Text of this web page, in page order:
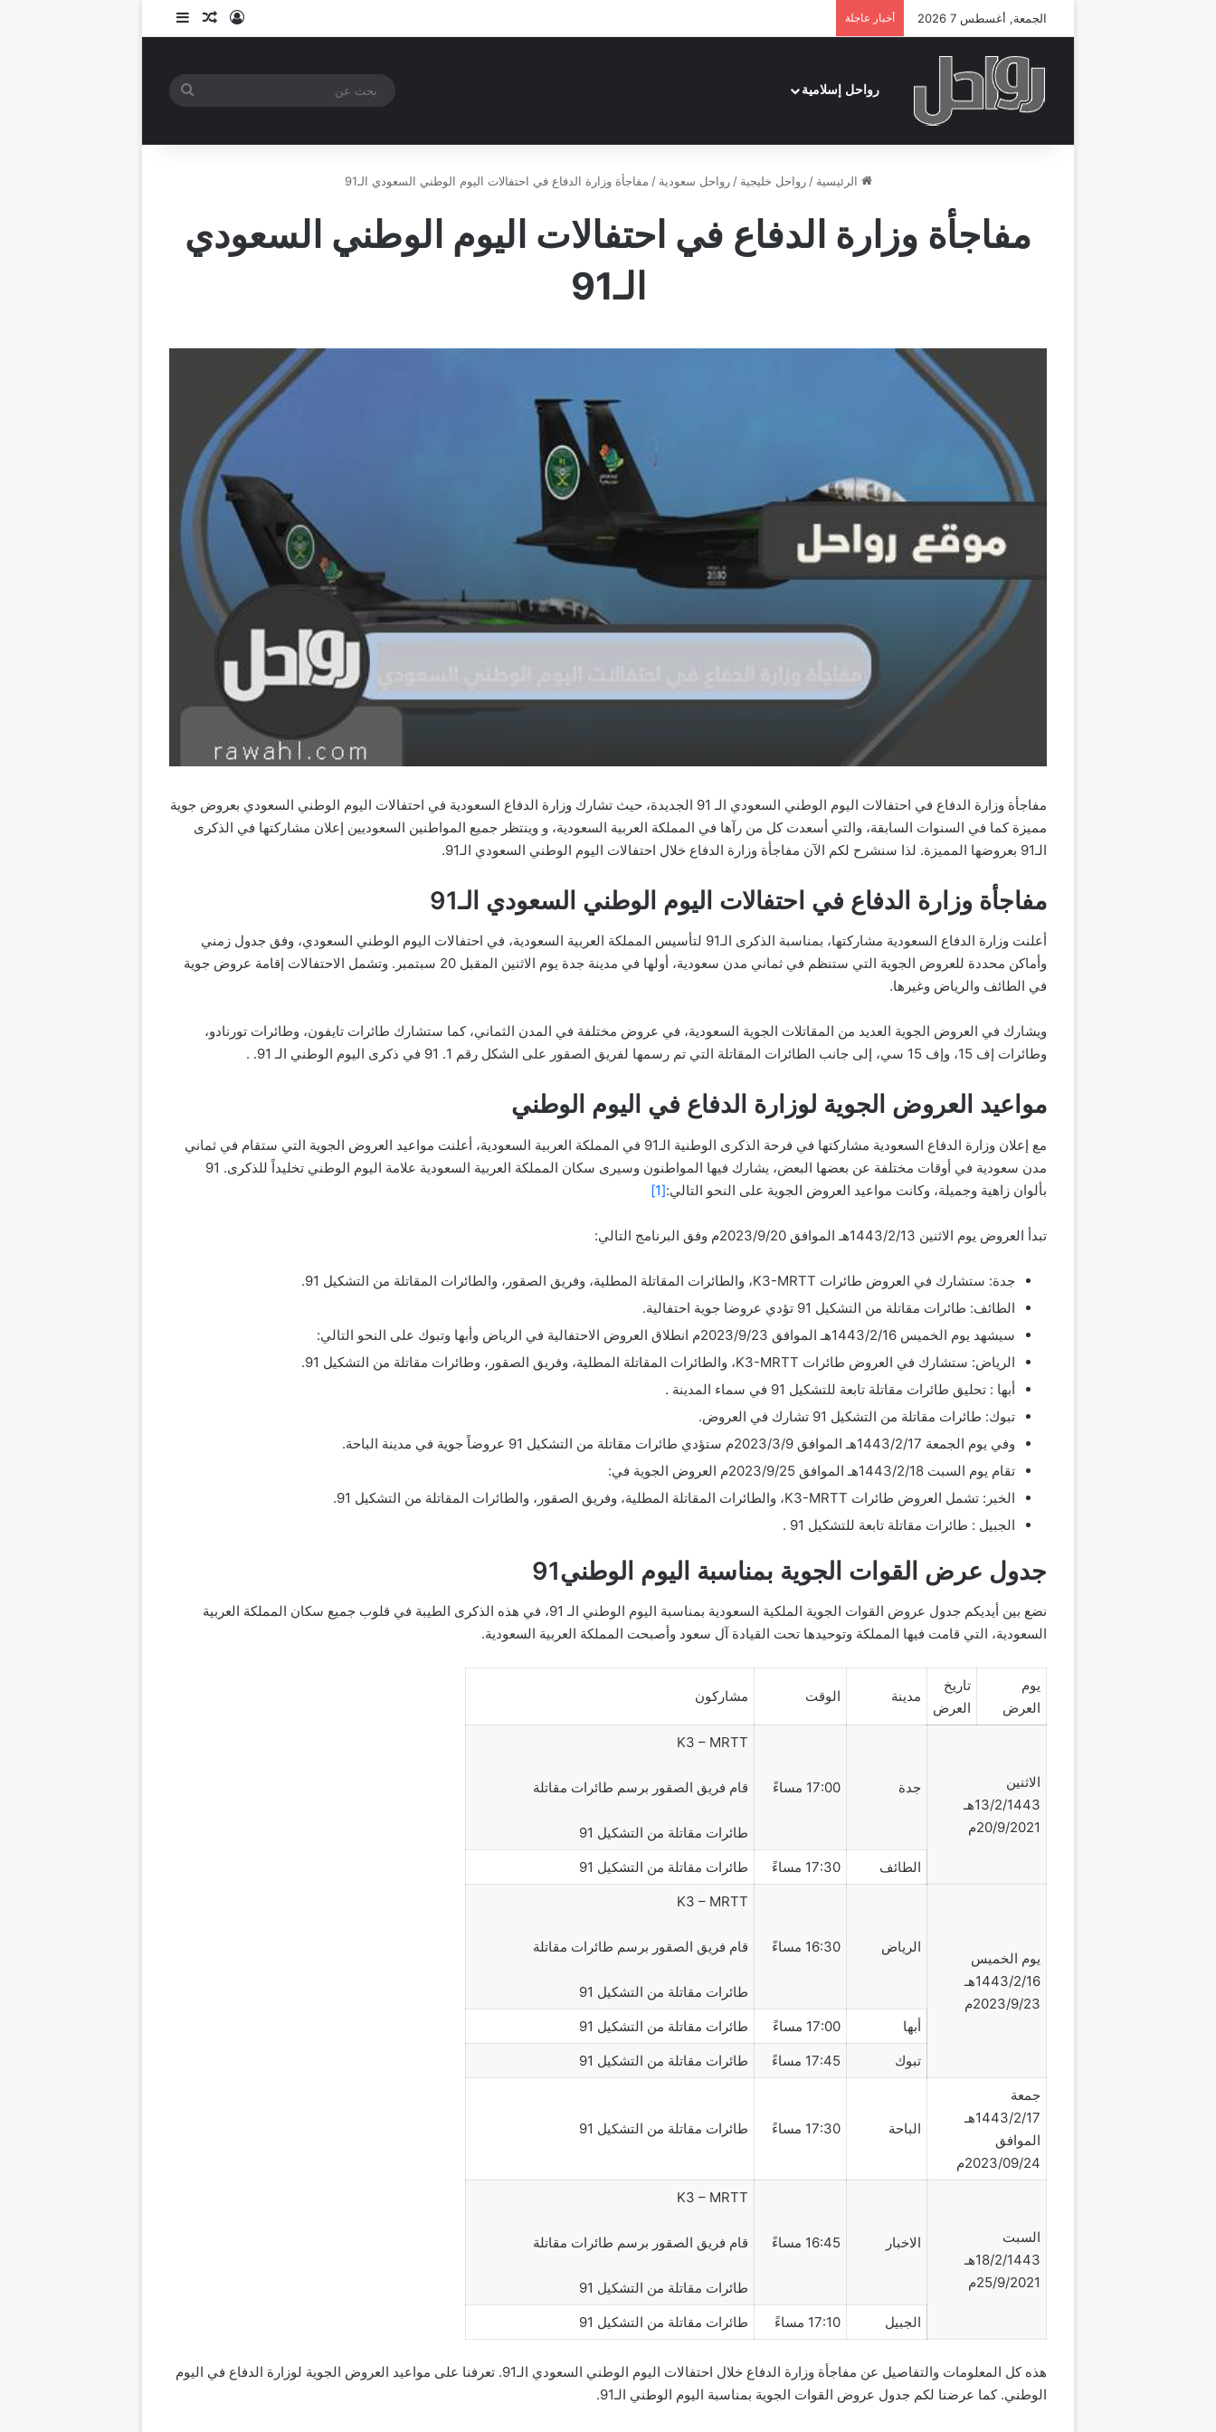
الجمعة, أغسطس 7 2026 أخبار عاجلة تسجيل الدخول
مقال عشوائي
إضافة عمود جانبي
رواحل إسلامية
بحث
الرئيسية / رواحل خليجية / رواحل سعودية / مفاجأة وزارة الدفاع في احتفالات اليوم الوطني السعودي الـ91
مفاجأة وزارة الدفاع في احتفالات اليوم الوطني السعودي
الـ91
مفاجأة وزارة الدفاع في احتفالات اليوم الوطني السعودي الـ 91 الجديدة، حيث تشارك وزارة الدفاع السعودية في احتفالات اليوم الوطني السعودي بعروض جوية
مميزة كما في السنوات السابقة، والتي أسعدت كل من رآها في المملكة العربية السعودية، و وينتظر جميع المواطنين السعوديين إعلان مشاركتها في الذكرى
الـ91 بعروضها المميزة. لذا سنشرح لكم الآن مفاجأة وزارة الدفاع خلال احتفالات اليوم الوطني السعودي الـ91.
مفاجأة وزارة الدفاع في احتفالات اليوم الوطني السعودي الـ91
أعلنت وزارة الدفاع السعودية مشاركتها، بمناسبة الذكرى الـ91 لتأسيس المملكة العربية السعودية، في احتفالات اليوم الوطني السعودي، وفق جدول زمني
وأماكن محددة للعروض الجوية التي ستنظم في ثماني مدن سعودية، أولها في مدينة جدة يوم الاثنين المقبل 20 سبتمبر. وتشمل الاحتفالات إقامة عروض جوية
في الطائف والرياض وغيرها.
ويشارك في العروض الجوية العديد من المقاتلات الجوية السعودية، في عروض مختلفة في المدن الثماني، كما ستشارك طائرات تايفون، وطائرات تورنادو،
وطائرات إف 15، وإف 15 سي، إلى جانب الطائرات المقاتلة التي تم رسمها لفريق الصقور على الشكل رقم 1. 91 في ذكرى اليوم الوطني الـ 91. .
مواعيد العروض الجوية لوزارة الدفاع في اليوم الوطني
مع إعلان وزارة الدفاع السعودية مشاركتها في فرحة الذكرى الوطنية الـ91 في المملكة العربية السعودية، أعلنت مواعيد العروض الجوية التي ستقام في ثماني
مدن سعودية في أوقات مختلفة عن بعضها البعض، يشارك فيها المواطنون وسيرى سكان المملكة العربية السعودية علامة اليوم الوطني تخليداً للذكرى. 91
بألوان زاهية وجميلة، وكانت مواعيد العروض الجوية على النحو التالي:[1]
تبدأ العروض يوم الاثنين 1443/2/13هـ الموافق 2023/9/20م وفق البرنامج التالي:
جدة: ستشارك في العروض طائرات K3-MRTT، والطائرات المقاتلة المطلية، وفريق الصقور، والطائرات المقاتلة من التشكيل 91.
الطائف: طائرات مقاتلة من التشكيل 91 تؤدي عروضا جوية احتفالية.
سيشهد يوم الخميس 1443/2/16هـ الموافق 2023/9/23م انطلاق العروض الاحتفالية في الرياض وأبها وتبوك على النحو التالي:
الرياض: ستشارك في العروض طائرات K3-MRTT، والطائرات المقاتلة المطلية، وفريق الصقور، وطائرات مقاتلة من التشكيل 91.
أبها : تحليق طائرات مقاتلة تابعة للتشكيل 91 في سماء المدينة .
تبوك: طائرات مقاتلة من التشكيل 91 تشارك في العروض.
وفي يوم الجمعة 1443/2/17هـ الموافق 2023/3/9م ستؤدي طائرات مقاتلة من التشكيل 91 عروضاً جوية في مدينة الباحة.
تقام يوم السبت 1443/2/18هـ الموافق 2023/9/25م العروض الجوية في:
الخبر: تشمل العروض طائرات K3-MRTT، والطائرات المقاتلة المطلية، وفريق الصقور، والطائرات المقاتلة من التشكيل 91.
الجبيل : طائرات مقاتلة تابعة للتشكيل 91 .
جدول عرض القوات الجوية بمناسبة اليوم الوطني91
نضع بين أيديكم جدول عروض القوات الجوية الملكية السعودية بمناسبة اليوم الوطني الـ 91، في هذه الذكرى الطيبة في قلوب جميع سكان المملكة العربية
السعودية، التي قامت فيها المملكة وتوحيدها تحت القيادة آل سعود وأصبحت المملكة العربية السعودية.
يوم
العرض
تاريخ
العرض
مدينة الوقت مشاركون
الاثنين
13/2/1443هـ
20/9/2021م
جدة 17:00 مساءً
K3 – MRTT
قام فريق الصقور برسم طائرات مقاتلة
طائرات مقاتلة من التشكيل 91
الطائف
17:30 مساءً طائرات مقاتلة من التشكيل 91
يوم الخميس
1443/2/16هـ
2023/9/23م
الرياض 16:30 مساءً
K3 – MRTT
قام فريق الصقور برسم طائرات مقاتلة
طائرات مقاتلة من التشكيل 91
أبها
17:00 مساءً
طائرات مقاتلة من التشكيل 91
تبوك
17:45 مساءً
طائرات مقاتلة من التشكيل 91
جمعة
1443/2/17هـ
الموافق
2023/09/24م
الباحة 17:30 مساءً طائرات مقاتلة من التشكيل 91
السبت
18/2/1443هـ
25/9/2021م
الاخبار 16:45 مساءً
K3 – MRTT
قام فريق الصقور برسم طائرات مقاتلة
طائرات مقاتلة من التشكيل 91
الجبيل
17:10 مساءً طائرات مقاتلة من التشكيل 91
هذه كل المعلومات والتفاصيل عن مفاجأة وزارة الدفاع خلال احتفالات اليوم الوطني السعودي الـ91. تعرفنا على مواعيد العروض الجوية لوزارة الدفاع في اليوم
الوطني. كما عرضنا لكم جدول عروض القوات الجوية بمناسبة اليوم الوطني الـ91.